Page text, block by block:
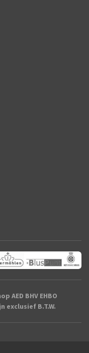
AED BHV EHBO
B.T.W.